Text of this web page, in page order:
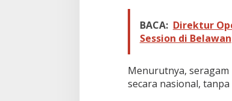
o
l
e
n
BACA: Direktur
Session di Belawan
Menurutnya,
secara nasional,